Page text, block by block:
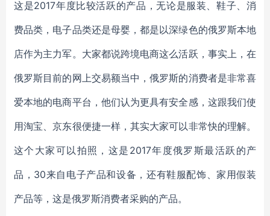
这是2017年度比较活跃的产品，无论是服装、鞋子、消
费品类，电子品类还是母婴，都是以深绿色的俄罗斯本地
店作为主力军。大家都说跨境电商这么活跃，事实上，在
俄罗斯目前的网上交易额当中，俄罗斯的消费者是非常喜
爱本地的电商平台，他们认为更具有安全感，这跟我们使
用淘宝、京东很便捷一样，其实大家可以非常快的理解。
这个大家可以拍照，这是2017年度俄罗斯最活跃的产
品，30来自电子产品和设备，还有鞋服配饰、家用假装
产品等，这是俄罗斯消费者采购的产品。